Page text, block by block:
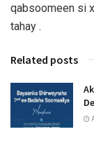
qabsoomeen si
tahay .
Related posts